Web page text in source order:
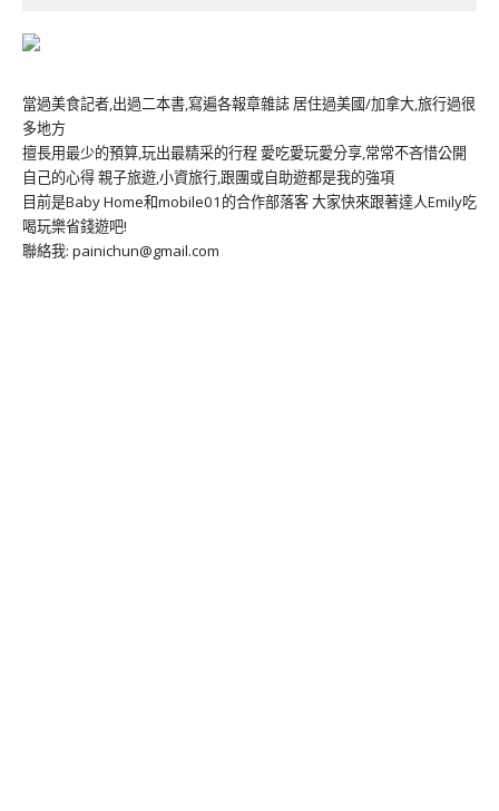
當過美食記者,出過二本書,寫遍各報章雜誌 居住過美國/加拿大,旅行過很
多地方
擅長用最少的預算,玩出最精采的行程 愛吃愛玩愛分享,常常不吝惜公開
自己的心得 親子旅遊,小資旅行,跟團或自助遊都是我的強項
目前是Baby Home和mobile01的合作部落客 大家快來跟著達人Emily吃
喝玩樂省錢遊吧!
聯絡我: painichun@gmail.com